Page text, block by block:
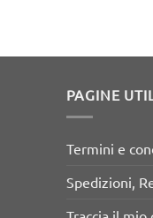
PAGINE
Termini e
Spedizioni,